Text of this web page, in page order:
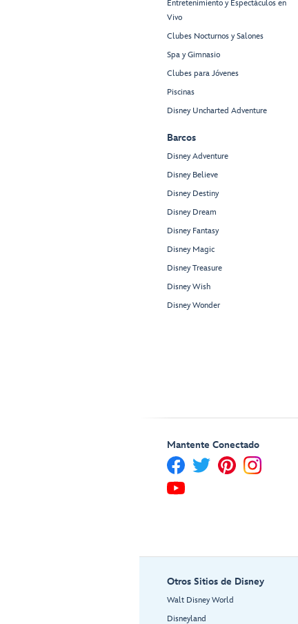
Entretenimiento y Espectáculos en
Vivo
Clubes Nocturnos y Salones
Spa y Gimnasio
Clubes para Jóvenes
Piscinas
Disney Uncharted Adventure
Barcos
Disney Adventure
Disney Believe
Disney Destiny
Disney Dream
Disney Fantasy
Disney Magic
Disney Treasure
Disney Wish
Disney Wonder
Mantente Conectado
Otros Sitios de Disney
Walt Disney World
Disneyland